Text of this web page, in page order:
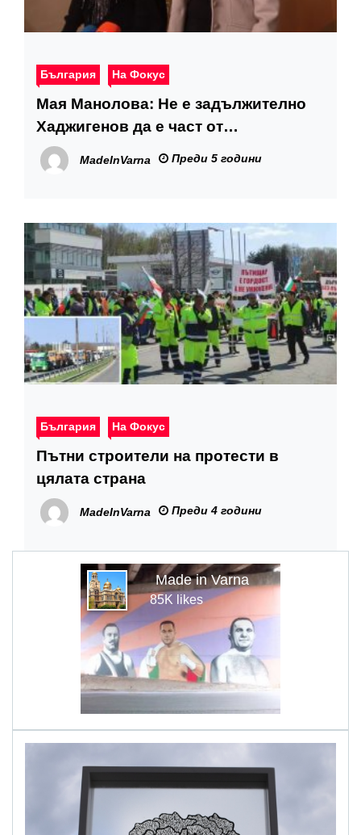
България На Фокус
Мая Манолова: Не е задължително
Хаджигенов да е част от
парламентарната група на „Изправи
се! Мутри вън!“
MadeInVarna Преди 5 години
България На Фокус
Пътни строители на протести в
цялата страна
MadeInVarna Преди 4 години
Made in Varna
85K likes